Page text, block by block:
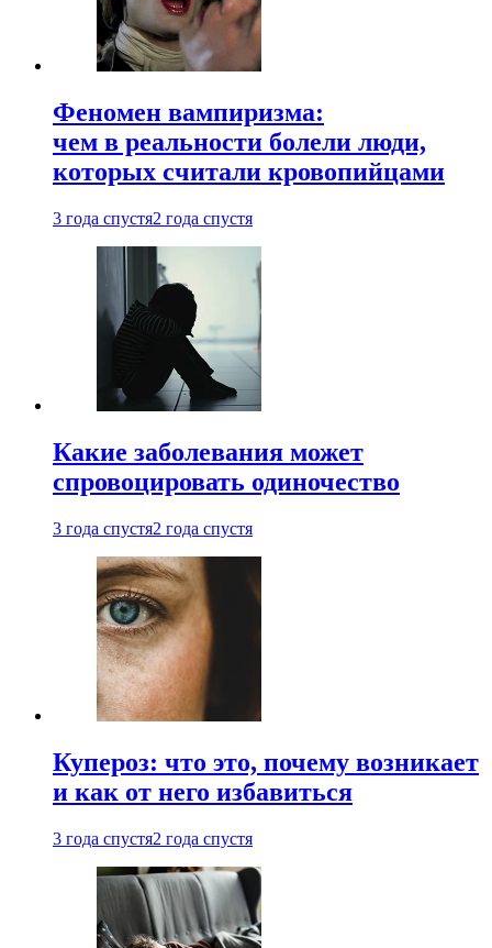
Феномен вампиризма:
чем в реальности болели люди,
которых считали кровопийцами
3 года спустя2 года спустя
Какие заболевания может
спровоцировать одиночество
3 года спустя2 года спустя
Купероз: что это, почему возникает
и как от него избавиться
3 года спустя2 года спустя